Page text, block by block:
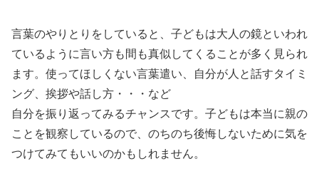
言葉のやりとりをしていると、子どもは大人の鏡といわれ
ているように言い方も間も真似してくることが多く見られ
ます。使ってほしくない言葉遣い、自分が人と話すタイミ
ング、挨拶や話し方・・・など
自分を振り返ってみるチャンスです。子どもは本当に親の
ことを観察しているので、のちのち後悔しないために気を
つけてみてもいいのかもしれません。